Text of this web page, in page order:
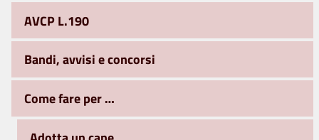
AVCP L.190
Bandi, avvisi e concorsi
Come fare per …